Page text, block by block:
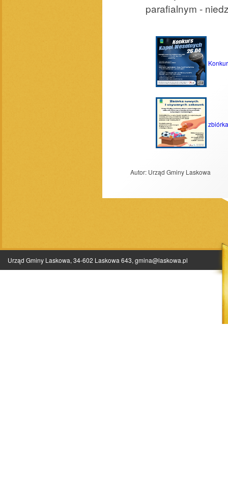
parafialnym -
Autor: Urząd Gminy Laskowa
Urząd Gminy Laskowa, 34-602 Laskowa 643, gmina@laskowa.pl